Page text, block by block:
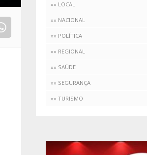
»» LOCAL
»» NACIONAL
»» POLÍTICA
»» REGIONAL
»» SAÚDE
»» SEGURANÇA
»» TURISMO